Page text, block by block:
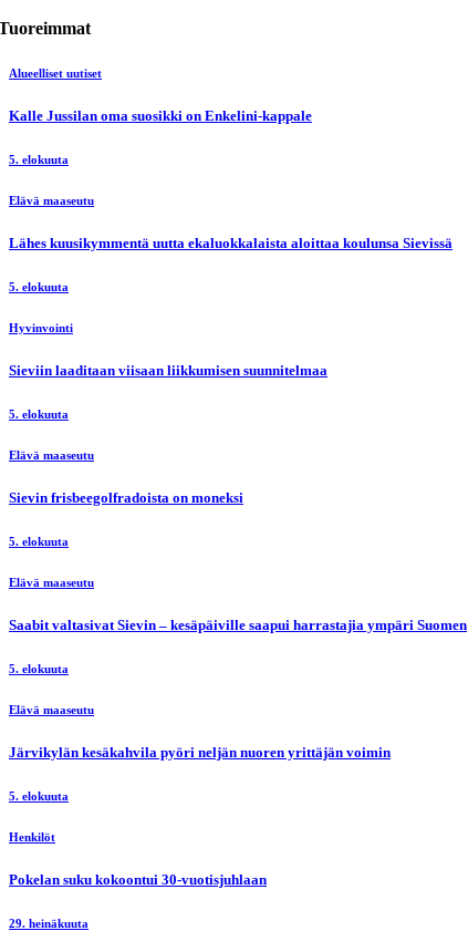
Alueelliset uutiset
Kalle Jussilan oma suosikki on Enkelini-kappale
5. elokuuta
Elävä maaseutu
Lähes kuusikymmentä uutta ekaluokkalaista aloittaa koulunsa Sievissä
5. elokuuta
Hyvinvointi
Sieviin laaditaan viisaan liikkumisen suunnitelmaa
5. elokuuta
Elävä maaseutu
Sievin frisbeegolfradoista on moneksi
5. elokuuta
Elävä maaseutu
Saabit valtasivat Sievin – kesäpäiville saapui harrastajia ympäri Suomen
5. elokuuta
Elävä maaseutu
Järvikylän kesäkahvila pyöri neljän nuoren yrittäjän voimin
5. elokuuta
Henkilöt
Pokelan suku kokoontui 30-vuotisjuhlaan
29. heinäkuuta